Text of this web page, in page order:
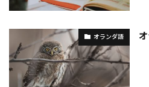
オランダ語